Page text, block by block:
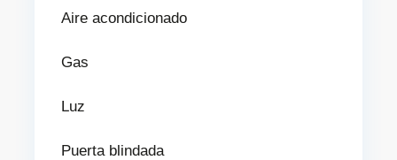
Aire acondicionado
Gas
Luz
Puerta blindada